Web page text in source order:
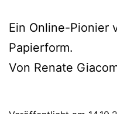
Ein Online-Pionier
Papierform.
Von Renate